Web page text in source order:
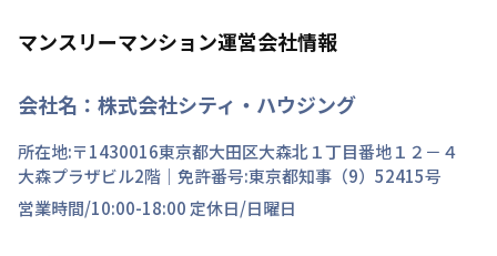
マンスリーマンション運営会社情報
会社名： 株式会社シティ・ハウジング
所在地:〒1430016東京都大田区大森北１丁目番地１２－４
大森プラザビル2階 ｜免許番号:東京都知事（9）52415号
営業時間/10:00-18:00 定休日/日曜日